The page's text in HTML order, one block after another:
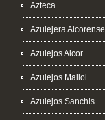
Azteca
Azulejera Alcorense
Azulejos Alcor
Azulejos Mallol
Azulejos Sanchis